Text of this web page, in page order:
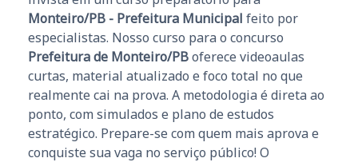
Monteiro/PB - Prefeitura Municipal feito por
especialistas. Nosso curso para o concurso
Prefeitura de Monteiro/PBoferece videoaulas
curtas, material atualizado e foco total no que
realmente cai na prova. A metodologia é direta ao
ponto, com simulados e plano de estudos
estratégico. Prepare-se com quem mais aprova e
conquiste sua vaga no serviço público! O